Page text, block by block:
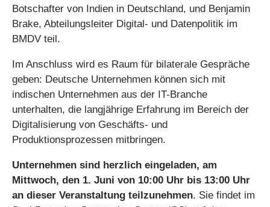
Botschafter von Indien in Deutschland, und Benjamin
Brake, Abteilungsleiter Digital- und Datenpolitik im
BMDV teil.
Im Anschluss wird es Raum für bilaterale Gespräche
geben: Deutsche Unternehmen können sich mit
indischen Unternehmen aus der IT-Branche
unterhalten, die langjährige Erfahrung im Bereich der
Digitalisierung von Geschäfts- und
Produktionsprozessen mitbringen.
Unternehmen sind herzlich eingeladen, am
Mittwoch, den 1. Juni von 10:00 Uhr bis 13:00 Uhr
an dieser Veranstaltung teilzunehmen. Sie findet im